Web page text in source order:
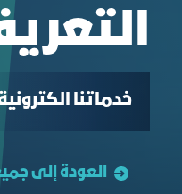
خدماتنا
العودة إلى